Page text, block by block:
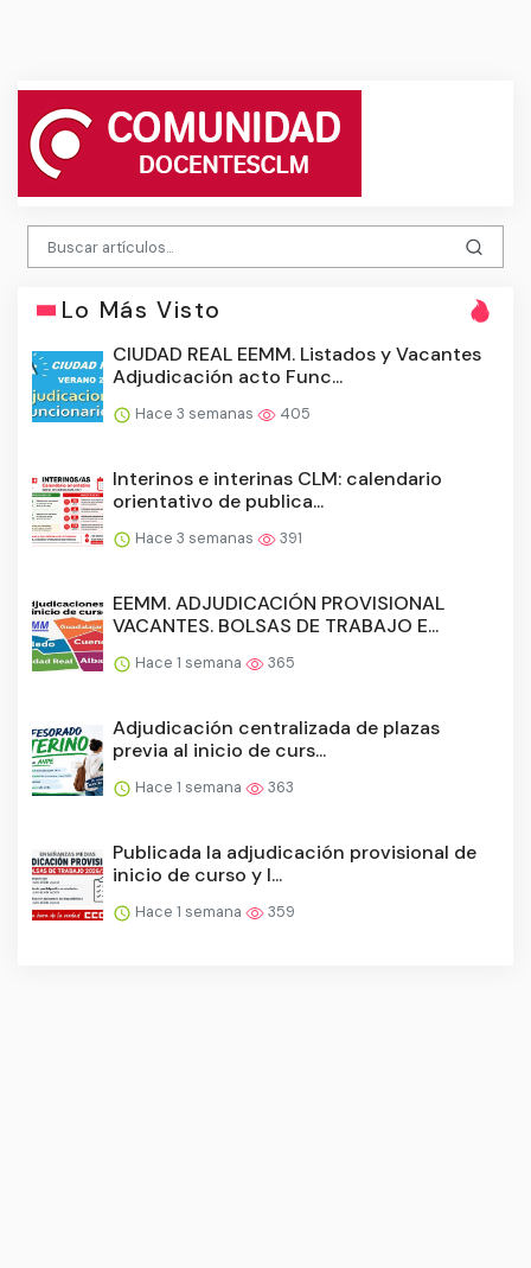
Lo Más Visto
CIUDAD REAL EEMM. Listados y Vacantes
Adjudicación acto Func...
Hace 3 semanas 405
Interinos e interinas CLM: calendario
orientativo de publica...
Hace 3 semanas 391
EEMM. ADJUDICACIÓN PROVISIONAL
VACANTES. BOLSAS DE TRABAJO E...
Hace 1 semana 365
Adjudicación centralizada de plazas
previa al inicio de curs...
Hace 1 semana 363
Publicada la adjudicación provisional de
inicio de curso y l...
Hace 1 semana 359